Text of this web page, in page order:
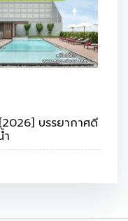
บรรยากาศดี